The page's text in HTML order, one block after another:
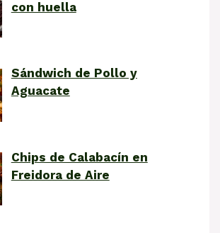
con huella
Sándwich de Pollo y
Aguacate
Chips de Calabacín en
Freidora de Aire